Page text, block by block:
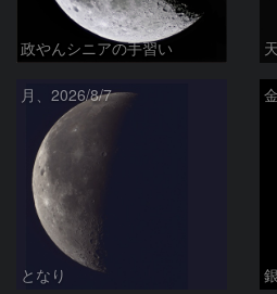
政やんシニアの手習い
月、2026/8/7
となり